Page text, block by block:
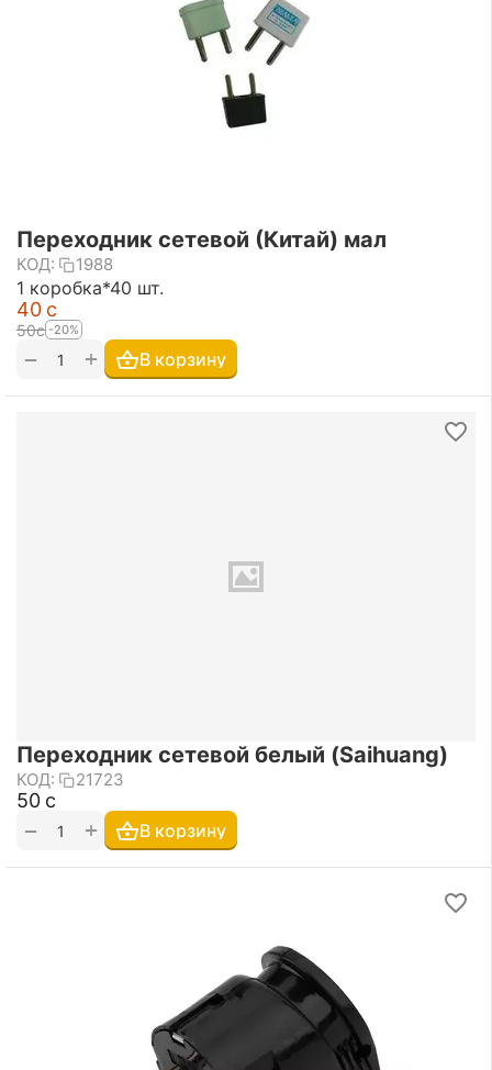
Переходник сетевой (Китай) мал
КОД: 1988
1 коробка*40 шт.
‍40‍ с
‍50‍с -20%
+
− В корзину
Переходник сетевой белый (Saihuang)
КОД: 21723
‍50‍ с
+
− В корзину